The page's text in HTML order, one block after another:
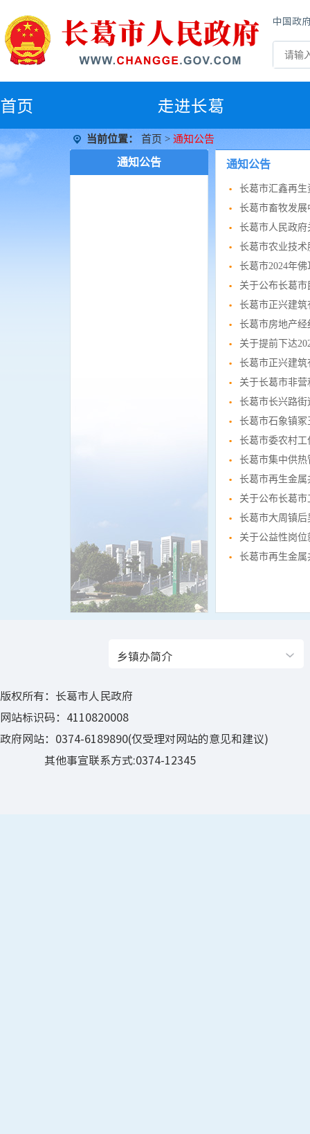
中国政
首页 走进长葛
当前位置： 首页 > 通知公告
通知公告 通知公告
长葛市汇鑫再
长葛市畜牧发展
长葛市人民政
长葛市农业技
长葛市2024年
关于公布长葛
长葛市正兴建筑
长葛市房地产
关于提前下达
长葛市正兴建筑
关于长葛市非
长葛市长兴路街
长葛市石象镇
长葛市委农村工
长葛市集中供
长葛市再生金
关于公布长葛
长葛市大周镇
关于公益性岗
长葛市再生金
乡镇办简介
版权所有：长葛市人民政府
网站标识码：4110820008
政府网站：0374-6189890(仅受理对网站的意见和建议)
其他事宣联系方式:0374-12345